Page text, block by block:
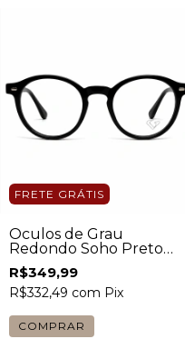
FRETE GRÁTIS
Óculos de Grau
Redondo Soho Preto
Masculino
R$349,99
R$332,49 com Pix